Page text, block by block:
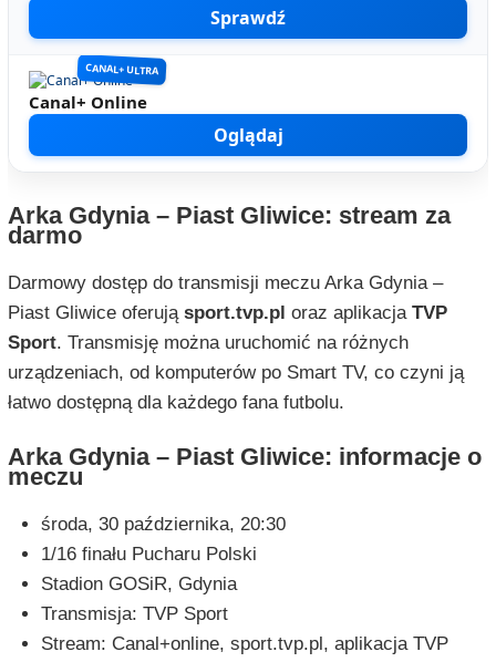
Sprawdź
CANAL+ ULTRA
Canal+ Online
Oglądaj
Arka Gdynia – Piast Gliwice: stream za
darmo
Darmowy dostęp do transmisji meczu Arka Gdynia –
Piast Gliwice oferują sport.tvp.pl oraz aplikacja TVP
Sport. Transmisję można uruchomić na różnych
urządzeniach, od komputerów po Smart TV, co czyni ją
łatwo dostępną dla każdego fana futbolu.
Arka Gdynia – Piast Gliwice: informacje o
meczu
środa, 30 października, 20:30
1/16 finału Pucharu Polski
Stadion GOSiR, Gdynia
Transmisja: TVP Sport
Stream: Canal+online, sport.tvp.pl, aplikacja TVP